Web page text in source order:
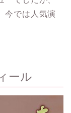
今では人気演
ール